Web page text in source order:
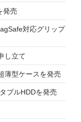
発売
対応グリップ
し立て
薄型ケースを発売
ブルHDDを発売